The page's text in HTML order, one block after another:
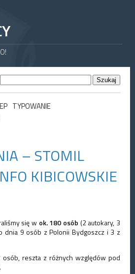
TYPOWANIE
– STOMIL
KIBICOWSKIE
się w ok. 180 osób (2 autokary, 3
dnia 9 osób z Polonii Bydgoszcz i 3 z
reszta z różnych względów pod